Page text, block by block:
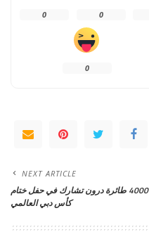
0
0
0
NEXT ARTICLE
4000 طائرة درون تشارك في حفل ختام
كأس دبي العالمي